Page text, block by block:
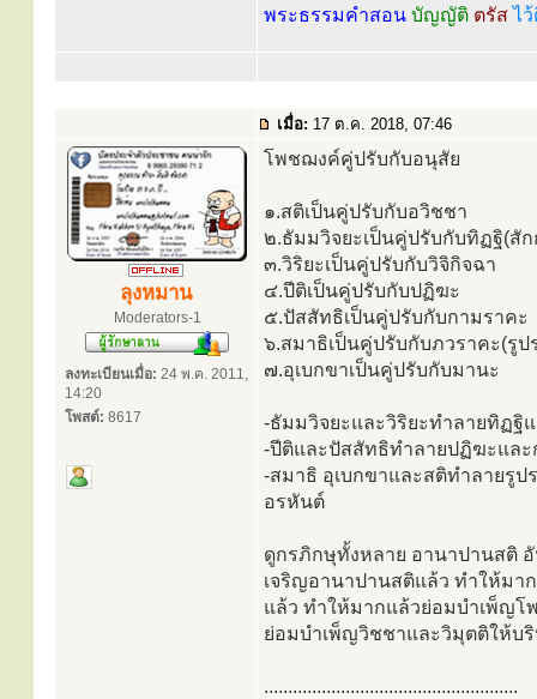
พระธรรมคำสอน บัญญัติ ตรัสไ
เมื่อ: 17 ต.ค. 2018, 07:46
ลุงหมาน
Moderators-1
ลงทะเบียนเมื่อ: 24 พ.ค. 2011,
14:20
โพสต์: 8617
โพชฌงค์คู่ปรับกับอนุสัย
๑.สติเป็นคู่ปรับกับอวิชชา
๒.ธัมมวิจยะเป็นคู่ปรับกับทิฏฐิ(สั
๓.วิริยะเป็นคู่ปรับกับวิจิกิจฉา
๔.ปีติเป็นคู่ปรับกับปฏิฆะ
๕.ปัสสัทธิเป็นคู่ปรับกับกามราคะ
๖.สมาธิเป็นคู่ปรับกับภวราคะ(รู
๗.อุเบกขาเป็นคู่ปรับกับมานะ
-ธัมมวิจยะและวิริยะทำลายทิฏฐิ
-ปีติและปัสสัทธิทำลายปฏิฆะแล
-สมาธิ อุเบกขาและสติทำลายรู
อรหันต์
ดูกรภิกษุทั้งหลาย อานาปานสติ
เจริญอานาปานสติแล้ว ทำให้ม
แล้ว ทำให้มากแล้วย่อมบำเพ็ญ
ย่อมบำเพ็ญวิชชาและวิมุตติให้บ
.....................................................